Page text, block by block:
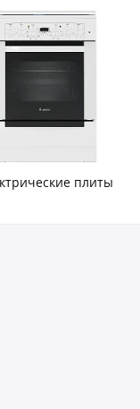
варочные панели